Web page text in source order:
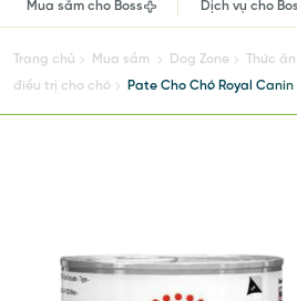
Mua sắm cho Boss Dịch vụ cho
Trang chủ Mua sắm Dog Zone Thức
điều trị cho chó
Pate Cho Chó Royal Canin